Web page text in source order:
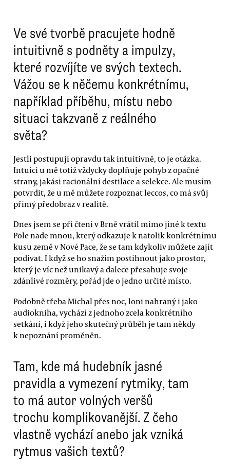
Ve své tvorbě pracujete hodně
intuitivně s podněty a impulzy,
které rozvíjíte ve svých textech.
Vážou se k něčemu konkrétnímu,
například příběhu, místu nebo
situaci takzvaně z reálného
světa?
Jestli postupuji opravdu tak intuitivně, to je otázka.
Intuici u mě totiž vždycky doplňuje pohyb z opačné
strany, jakási racionální destilace a selekce. Ale musím
potvrdit, že u mě můžete rozpoznat leccos, co má svůj
přímý předobraz v realitě.
Dnes jsem se při čtení v Brně vrátil mimo jiné k textu
Pole nade mnou, který odkazuje k natolik konkrétnímu
kusu země v Nové Pace, že se tam kdykoliv můžete zajít
podívat. I když se ho snažím postihnout jako prostor,
který je víc než unikavý a dalece přesahuje svoje
zdánlivé rozměry, pořád jde o jedno určité místo.
Podobně třeba Michal přes noc, loni nahraný i jako
audiokniha, vychází z jednoho zcela konkrétního
setkání, i když jeho skutečný průběh je tam někdy
k nepoznání proměněn.
Tam, kde má hudebník jasné
pravidla a vymezení rytmiky, tam
to má autor volných veršů
trochu komplikovanější. Z čeho
vlastně vychází anebo jak vzniká
rytmus vašich textů?